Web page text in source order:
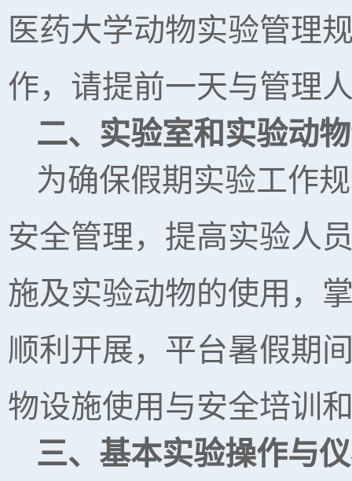
医药大学动物实验管理
作，请提前一天与管理
二、实验室和 实验动
为确保假期实验工作
安全管理，提高实验人
施及实验动物的使用，
顺利开展，平台暑假期
物设施使用与安全培训
三、基本实验操作与